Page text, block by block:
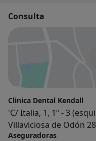
Consulta
Clinica Dental Kendall
'C/ Italia, 1, 1º - 3
Villaviciosa de Odón
Aseguradoras